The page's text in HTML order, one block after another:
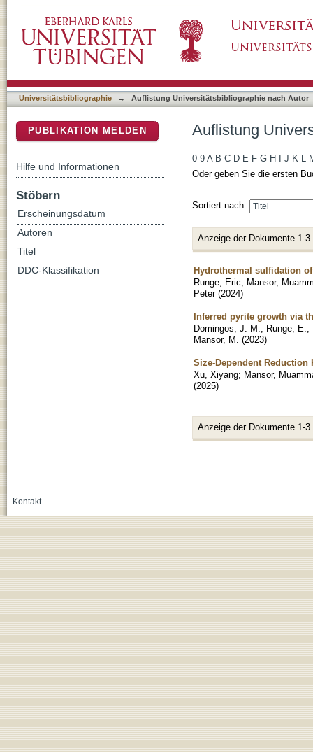
Universitätsbibliographie → Auflistung Universitätsbibliographie nach Autor
Auflistung
0-9 A B C D E F G H J K L
Oder geben Sie die ersten
Sortiert nach:
Anzeige der Dokumente 1-3
Hydrothermal sulfidation
Runge, Eric; Mansor,
Peter (2024)
Inferred pyrite growth via
Domingos, J. M. ; Runge, E. ;
Mansor, M. (2023)
Size-Dependent
Xu, Xiyang; Mansor,
(2025)
Anzeige der Dokumente 1-3
PUBLIKATION MELDEN
Hilfe und Informationen
Stöbern
Erscheinungsdatum
Autoren
Titel
DDC-Klassifikation
Kontakt